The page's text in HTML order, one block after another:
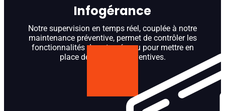
Infogérance
Notre supervision en temps réel, couplée à notre
maintenance préventive, permet de contrôler les
fonctionnalités de votre réseau pour mettre en
place des actions préventives.